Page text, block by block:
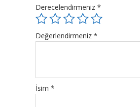
Derecelendirmeniz *
Değerlendirmeniz *
İsim *